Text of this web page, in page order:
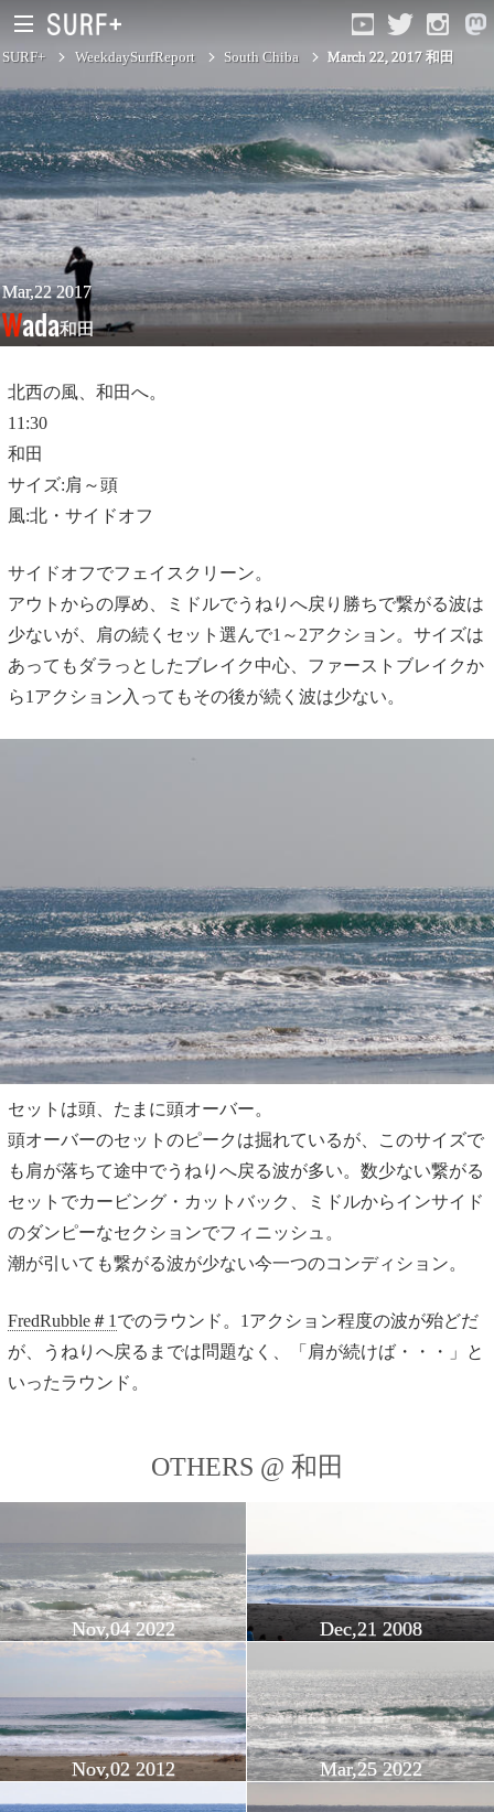
South Ibaraki
North Chiba
South Chiba
Unusually
Video Logs
SURF+ WeekdaySurfReport South Chiba March 22, 2017 和田
Mar,22 2017
Wada和田
北西の風、和田へ。
11:30
和田
サイズ:肩～頭
風:北・サイドオフ
サイドオフでフェイスクリーン。
アウトからの厚め、ミドルでうねりへ戻り勝ちで繋がる波は
少ないが、肩の続くセット選んで1～2アクション。サイズは
あってもダラっとしたブレイク中心、ファーストブレイクか
ら1アクション入ってもその後が続く波は少ない。
セットは頭、たまに頭オーバー。
頭オーバーのセットのピークは掘れているが、このサイズで
も肩が落ちて途中でうねりへ戻る波が多い。数少ない繋がる
セットでカービング・カットバック、ミドルからインサイド
のダンピーなセクションでフィニッシュ。
潮が引いても繋がる波が少ない今一つのコンディション。
FredRubble＃1 でのラウンド。1アクション程度の波が殆どだ
が、うねりへ戻るまでは問題なく、「肩が続けば・・・」と
いったラウンド。
OTHERS @ 和田
Nov,04 2022 Dec,21 2008
Nov,02 2012 Mar,25 2022